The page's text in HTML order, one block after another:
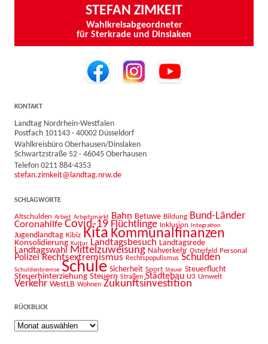
STEFAN ZIMKEIT
Wahlkreisabgeordneter
für Sterkrade und Dinslaken
KONTAKT
Landtag Nordrhein-Westfalen
Postfach 101143 · 40002 Düsseldorf
Wahlkreisbüro Oberhausen/Dinslaken
Schwartzstraße 52 · 46045 Oberhausen
Telefon 0211 884-4353
stefan.zimkeit@landtag.nrw.de
SCHLAGWORTE
Altschulden Arbeit Arbeitsmarkt Bahn Betuwe Bildung Bund-Länder
Coronahilfe Covid-19 Flüchtlinge Inklusion Integration
Jugendlandtag Kibiz Kita Kommunalfinanzen
Konsolidierung Kultur Landtagsbesuch Landtagsrede
Landtagswahl Mittelzuweisung Nahverkehr Osterfeld Personal
Polizei Rechtsextremismus Rechtspopulismus Schulden
Schuldenbremse Schule Sicherheit Sport Steuer Steuerflucht
Steuerhinterziehung Steuern Straßen Städtebau U3 Umwelt
Verkehr WestLB Wohnen Zukunftsinvestition
RÜCKBLICK
Rückblick